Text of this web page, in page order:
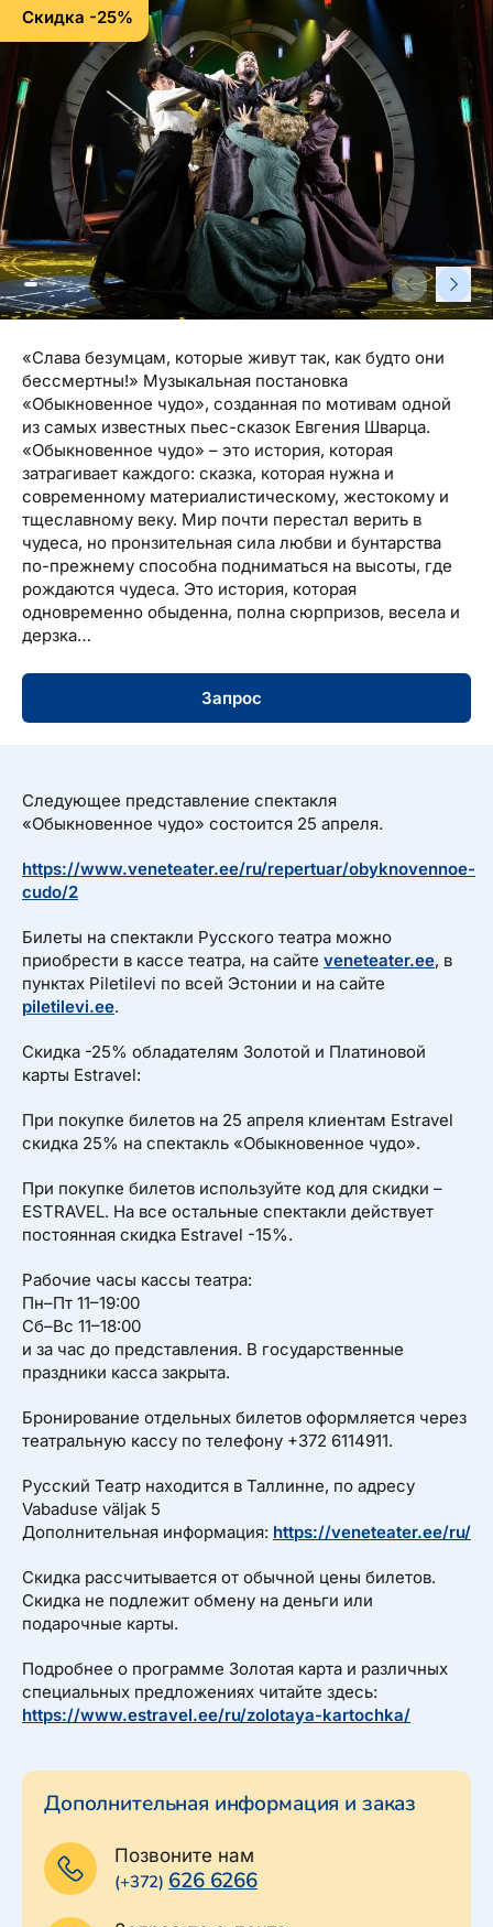
Подарочная карта Estravel
Reisikaubad.ee
Airalo eSIM
Бонусные пункты, Золотая карточка, Platinum
Золотая карточка
Platinum Club
Бонусные пункты
О нас
О компании, контакты, наши консультанты,
новости...
О компании
Контакты
Наши консультанты
Приходите на работу
Новости
Скидка -25%
«Слава безумцам, которые живут так, как будто они
бессмертны!» Музыкальная постановка
«Обыкновенное чудо», созданная по мотивам одной
из самых известных пьес-сказок Евгения Шварца.
«Обыкновенное чудо» – это история, которая
затрагивает каждого: сказка, которая нужна и
современному материалистическому, жестокому и
тщеславному веку. Мир почти перестал верить в
чудеса, но пронзительная сила любви и бунтарства
по-прежнему способна подниматься на высоты, где
рождаются чудеса. Это история, которая
одновременно обыденна, полна сюрпризов, весела и
дерзка…
Запрос
Следующее представление спектакля
«Обыкновенное чудо» состоится 25 апреля.
https://www.veneteater.ee/ru/repertuar/obyknovennoe-
cudo/2
Билеты на спектакли Русского театра можно
приобрести в кассе театра, на сайте veneteater.ee, в
пунктах Piletilevi по всей Эстонии и на сайте
piletilevi.ee.
Скидка -25% обладателям Золотой и Платиновой
карты Estravel:
При покупке билетов на 25 апреля клиентам Estravel
скидка 25% на спектакль «Обыкновенное чудо».
При покупке билетов используйте код для скидки –
ESTRAVEL. На все остальные спектакли действует
постоянная скидка Estravel -15%.
Рабочие часы кассы театра:
Пн–Пт 11–19:00
Сб–Вс 11–18:00
и за час до представления. В государственные
праздники касса закрыта.
Бронирование отдельных билетов оформляется через
театральную кассу по телефону +372 6114911.
Русский Театр находится в Таллинне, по адресу
Vabaduse väljak 5
Дополнительная информация: https://veneteater.ee/ru/
Скидка рассчитывается от обычной цены билетов.
Скидка не подлежит обмену на деньги или
подарочные карты.
Подробнее о программе Золотая карта и различных
специальных предложениях читайте здесь:
https://www.estravel.ee/ru/zolotaya-kartochka/
Дополнительная информация и заказ
Позвоните нам
(+372) 626 6266